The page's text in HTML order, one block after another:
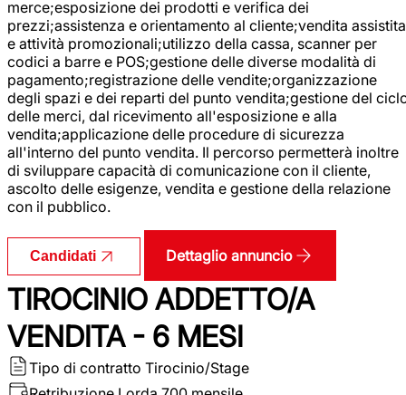
merce;esposizione dei prodotti e verifica dei
prezzi;assistenza e orientamento al cliente;vendita assistita
e attività promozionali;utilizzo della cassa, scanner per
codici a barre e POS;gestione delle diverse modalità di
pagamento;registrazione delle vendite;organizzazione
degli spazi e dei reparti del punto vendita;gestione del
delle merci, dal ricevimento all'esposizione e alla
vendita;applicazione delle procedure di sicurezza
all'interno del punto vendita. Il percorso permetterà inoltre
di sviluppare capacità di comunicazione con il cliente,
ascolto delle esigenze, vendita e gestione della relazione
con il pubblico.
Candidati Dettaglio annuncio
TIROCINIO ADDETTO/A
VENDITA - 6 MESI
Tipo di contratto Tirocinio/Stage